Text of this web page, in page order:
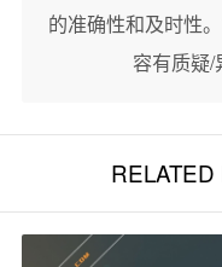
的准确性和及时性
容有质疑/